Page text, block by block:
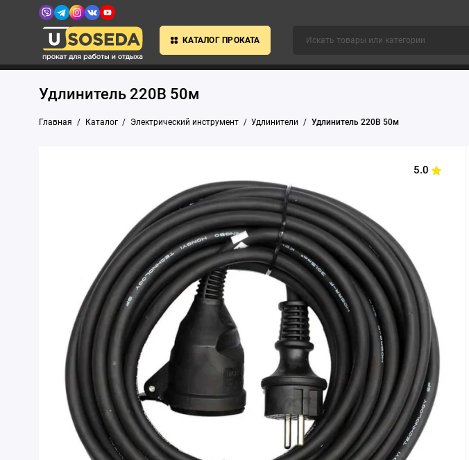
КАТАЛОГ ПРОКАТА
Удлинитель 220В 50м
Главная Каталог Электрический инструмент Удлинители Удлинитель 220В 50м
5.0